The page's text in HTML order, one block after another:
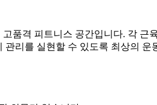
품격 피트니스 공간입니다. 각
리를 실현할 수 있도록 최상의 운